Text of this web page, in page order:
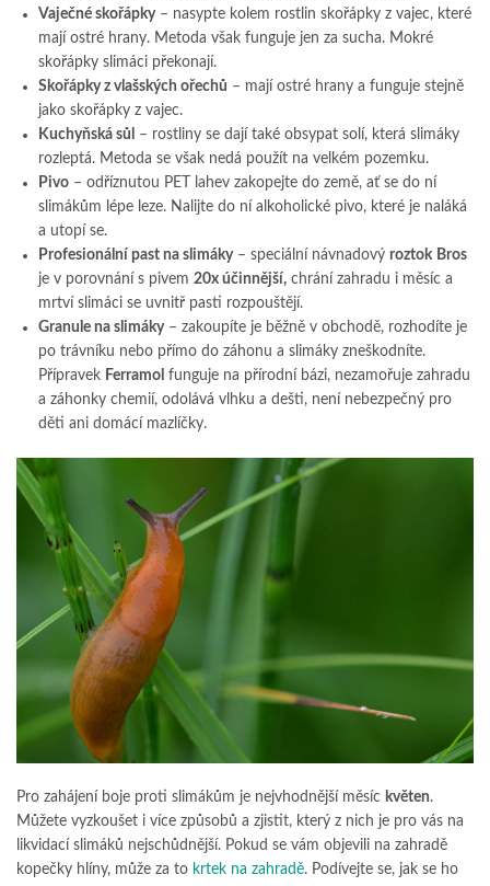
Vaječné skořápky– nasypte kolem rostlin skořápky z vajec, které
mají ostré hrany. Metoda však funguje jen za sucha. Mokré
skořápky slimáci překonají.
Skořápky z vlašských ořechů – mají ostré hrany a funguje stejně
jako skořápky z vajec.
Kuchyňská sůl
– rostliny se dají také obsypat solí, která slimáky
rozleptá. Metoda se však nedá použít na velkém pozemku.
Pivo – odříznutou PET lahev zakopejte do země, ať se do ní
slimákům lépe leze. Nalijte do ní alkoholické pivo, které je naláká
a utopí se.
Profesionální past na slimáky– speciální návnadový roztok Bros
je v porovnání s pivem 20x účinnější, chrání zahradu i měsíc a
mrtví slimáci se uvnitř pasti rozpouštějí.
Granule na slimáky– zakoupíte je běžně v obchodě, rozhodíte je
po trávníku nebo přímo do záhonu a slimáky zneškodníte.
Přípravek Ferramol funguje na přírodní bázi, nezamořuje zahradu
a záhonky chemií, odolává vlhku a dešti, není nebezpečný pro
děti ani domácí mazlíčky.
Pro zahájení boje proti slimákům je nejvhodnější měsíc květen.
Můžete vyzkoušet i více způsobů a zjistit, který z nich je pro vás na
likvidací slimáků nejschůdnější. Pokud se vám objevili na zahradě
kopečky hlíny, může za to krtek na zahradě. Podívejte se, jak se ho